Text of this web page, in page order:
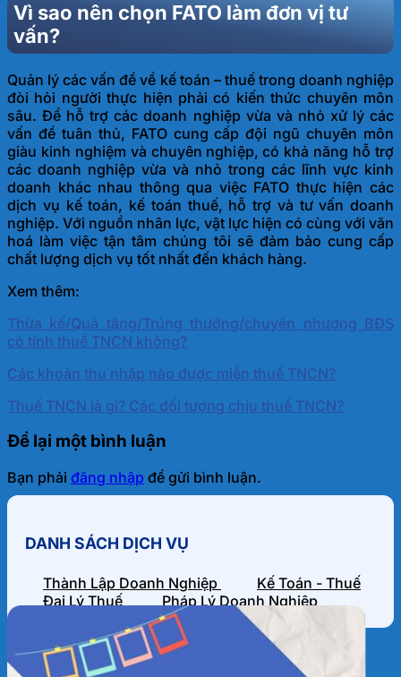
Vì sao nên chọn FATO làm đơn vị tư
vấn?
Quản lý các vấn đề về kế toán – thuế trong doanh nghiệp
đòi hỏi người thực hiện phải có kiến thức chuyên môn
sâu. Để hỗ trợ các doanh nghiệp vừa và nhỏ xử lý các
vấn đề tuân thủ, FATO cung cấp đội ngũ chuyên môn
giàu kinh nghiệm và chuyên nghiệp, có khả năng hỗ trợ
các doanh nghiệp vừa và nhỏ trong các lĩnh vực kinh
doanh khác nhau thông qua việc FATO thực hiện các
dịch vụ kế toán, kế toán thuế, hỗ trợ và tư vấn doanh
nghiệp. Với nguồn nhân lực, vật lực hiện có cùng với văn
hoá làm việc tận tâm chúng tôi sẽ đảm bảo cung cấp
chất lượng dịch vụ tốt nhất đến khách hàng.
Xem thêm:
Thừa kế/Quà tặng/Trúng thưởng/chuyển nhượng BĐS
có tính thuế TNCN không?
Các khoản thu nhập nào được miễn thuế TNCN?
Thuế TNCN là gì? Các đối tượng chịu thuế TNCN?
Để lại một bình luận
Bạn phải đăng nhập để gửi bình luận.
DANH SÁCH DỊCH VỤ
Thành Lập Doanh Nghiệp
Kế Toán - Thuế
Đại Lý Thuế
Pháp Lý Doanh Nghiệp
HỒ SƠ NĂNG LỰC